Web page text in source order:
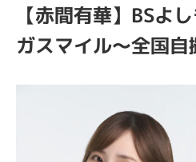
【赤間有華】BSよ
ガスマイル〜全国